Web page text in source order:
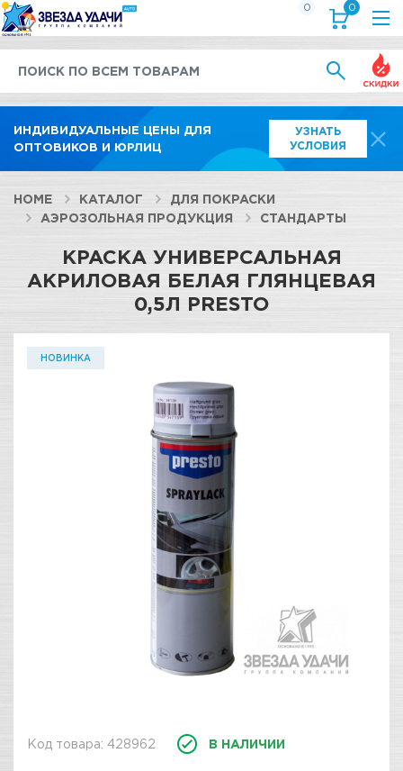
ИНДИВИДУАЛЬНЫЕ ЦЕНЫ ДЛЯ
ОПТОВИКОВ И ЮРЛИЦ
УЗНАТЬ
УСЛОВИЯ
0 0
HOME КАТАЛОГ
ДЛЯ ПОКРАСКИ
АЭРОЗОЛЬНАЯ ПРОДУКЦИЯ
СТАНДАРТЫ
КРАСКА УНИВЕРСАЛЬНАЯ
АКРИЛОВАЯ БЕЛАЯ ГЛЯНЦЕВАЯ
0,5Л PRESTO
НОВИНКА
Код товара: 428962 В НАЛИЧИИ